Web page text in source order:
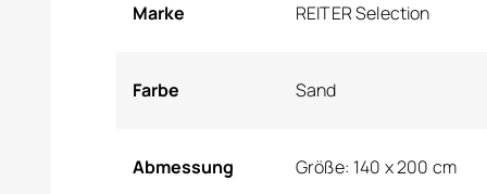
Marke REITER Selection
Farbe Sand
Abmessung Größe: 140 x 200 cm